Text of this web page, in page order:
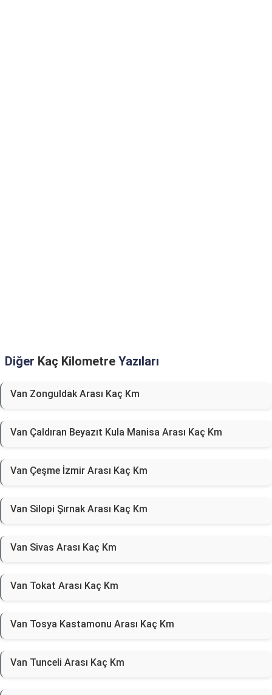
Diğer Kaç Kilometre Yazıları
Van Zonguldak Arası Kaç Km
Van Çaldıran Beyazıt Kula Manisa Arası Kaç Km
Van Çeşme İzmir Arası Kaç Km
Van Silopi Şırnak Arası Kaç Km
Van Sivas Arası Kaç Km
Van Tokat Arası Kaç Km
Van Tosya Kastamonu Arası Kaç Km
Van Tunceli Arası Kaç Km